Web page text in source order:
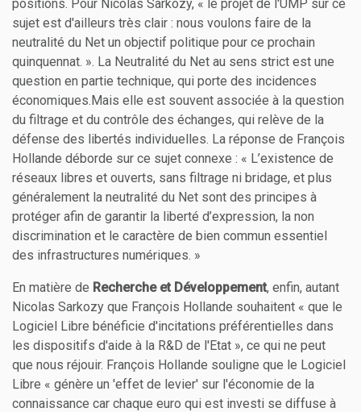
positions. Pour Nicolas Sarkozy, « le projet de l'UMP sur ce
sujet est d'ailleurs très clair : nous voulons faire de la
neutralité du Net un objectif politique pour ce prochain
quinquennat. ». La Neutralité du Net au sens strict est une
question en partie technique, qui porte des incidences
économiques.Mais elle est souvent associée à la question
du filtrage et du contrôle des échanges, qui relève de la
défense des libertés individuelles. La réponse de François
Hollande déborde sur ce sujet connexe : « L’existence de
réseaux libres et ouverts, sans filtrage ni bridage, et plus
généralement la neutralité du Net sont des principes à
protéger afin de garantir la liberté d’expression, la non
discrimination et le caractère de bien commun essentiel
des infrastructures numériques. »
En matière de Recherche et Développement, enfin, autant
Nicolas Sarkozy que François Hollande souhaitent « que le
Logiciel Libre bénéficie d'incitations préférentielles dans
les dispositifs d'aide à la R&D de l'Etat », ce qui ne peut
que nous réjouir. François Hollande souligne que le Logiciel
Libre « génère un 'effet de levier' sur l'économie de la
connaissance car chaque euro qui est investi se diffuse à